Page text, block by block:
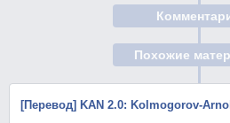
Похожие
[Перевод] KAN 2.0: Kolmogorov-